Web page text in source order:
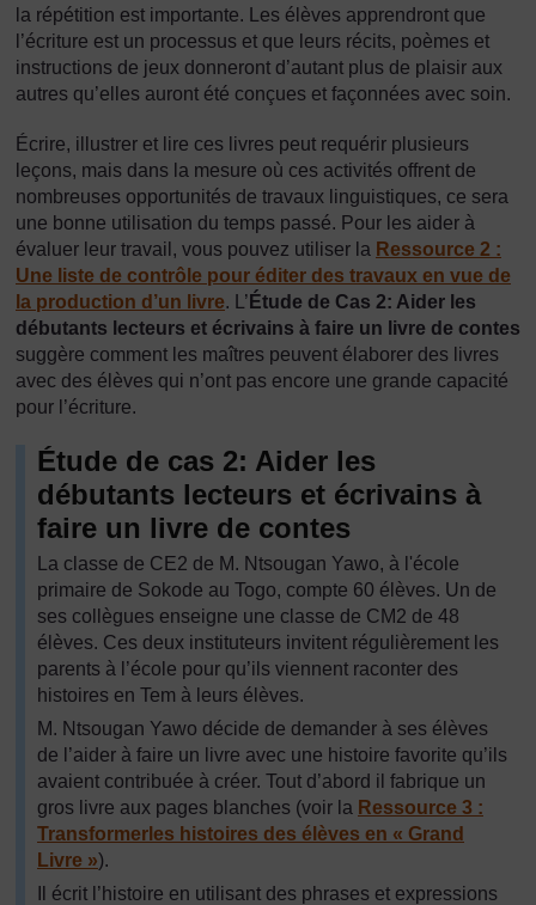
la répétition est importante. Les élèves apprendront que
l’écriture est un processus et que leurs récits, poèmes et
instructions de jeux donneront d’autant plus de plaisir aux
autres qu’elles auront été conçues et façonnées avec soin.
Écrire, illustrer et lire ces livres peut requérir plusieurs
leçons, mais dans la mesure où ces activités offrent de
nombreuses opportunités de travaux linguistiques, ce sera
une bonne utilisation du temps passé. Pour les aider à
évaluer leur travail, vous pouvez utiliser la Ressource 2 :
Une liste de contrôle pour éditer des travaux en vue de
la production d’un livre. L’ Étude de Cas 2: Aider les
débutants lecteurs et écrivains à faire un livre de contes
suggère comment les maîtres peuvent élaborer des livres
avec des élèves qui n’ont pas encore une grande capacité
pour l’écriture.
Étude de cas 2: Aider les
débutants lecteurs et écrivains à
faire un livre de contes
La classe de CE2 de M. Ntsougan Yawo, à l'école
primaire de Sokode au Togo, compte 60 élèves. Un de
ses collègues enseigne une classe de CM2 de 48
élèves. Ces deux instituteurs invitent régulièrement les
parents à l’école pour qu’ils viennent raconter des
histoires en Tem à leurs élèves.
M. Ntsougan Yawo décide de demander à ses élèves
de l’aider à faire un livre avec une histoire favorite qu’ils
avaient contribuée à créer. Tout d’abord il fabrique un
gros livre aux pages blanches (voir la Ressource 3 :
Transformerles histoires des élèves en « Grand
Livre »).
Il écrit l’histoire en utilisant des phrases et expressions